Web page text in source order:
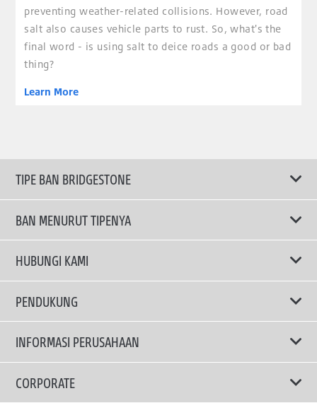
preventing weather-related collisions. However, road
salt also causes vehicle parts to rust. So, what's the
final word - is using salt to deice roads a good or bad
thing?
Learn More
TIPE BAN BRIDGESTONE
TRUCKS & BUSES TYRES
BAN MENURUT TIPENYA
Ban ENLITEN
Ban Performa
Ban Touring
Ban Hemat Bahan Bakar
HUBUNGI KAMI
Email Kami
PENDUKUNG
Privacy Policy
Terms Of Use
INFORMASI PERUSAHAAN
Mengapa Bridgestone?
CORPORATE